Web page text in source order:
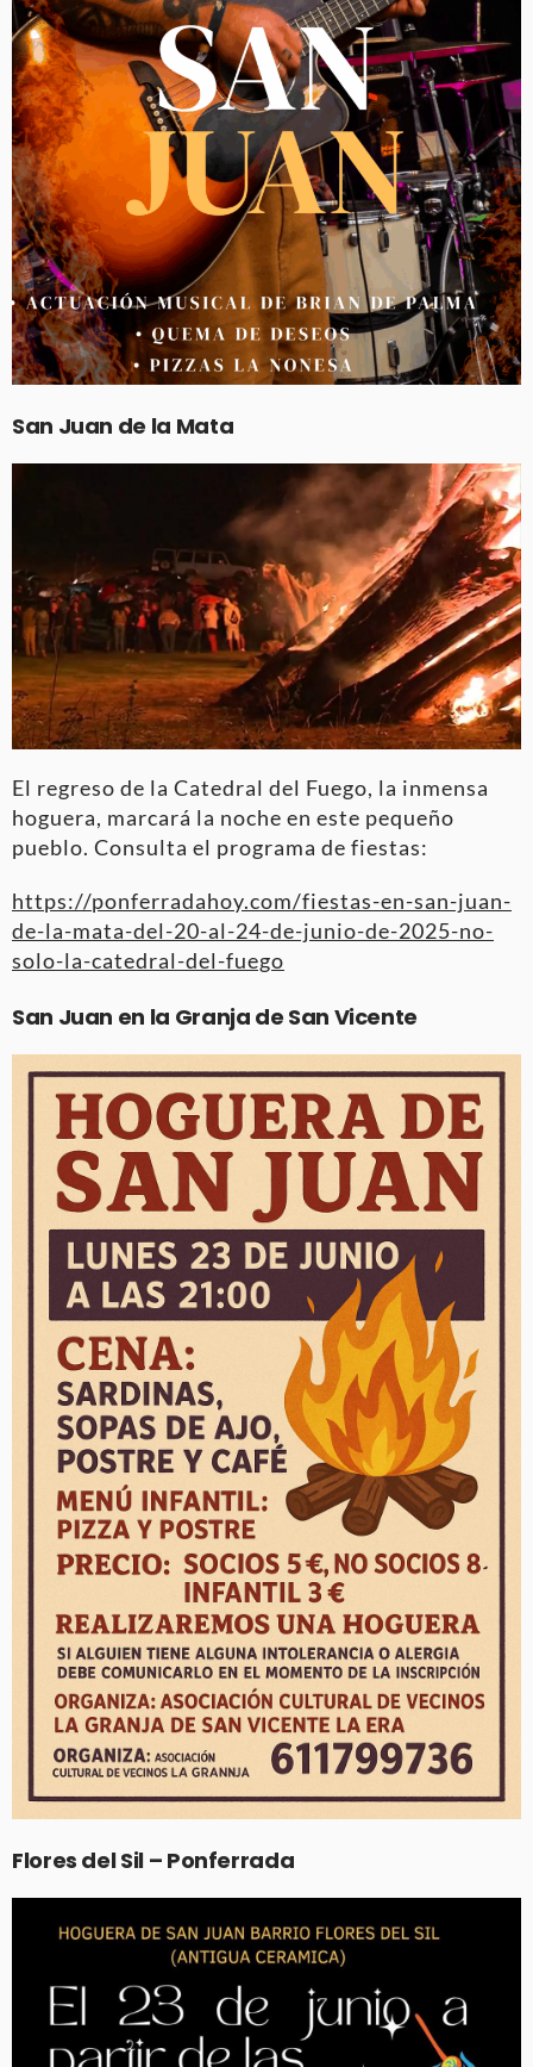
San Juan de la Mata
El regreso de la Catedral del Fuego, la inmensa
hoguera, marcará la noche en este pequeño
pueblo. Consulta el programa de fiestas:
https://ponferradahoy.com/fiestas-en-san-juan-
de-la-mata-del-20-al-24-de-junio-de-2025-no-
solo-la-catedral-del-fuego
San Juan en la Granja de San Vicente
Flores del Sil – Ponferrada